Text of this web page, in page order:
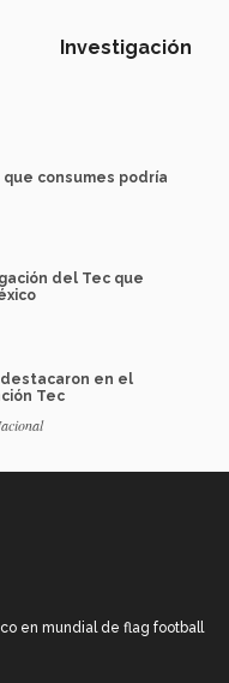
Investigación
consumes podría
del Tec que
en el
Tec
en mundial de flag football